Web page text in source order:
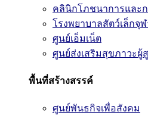
คลินิกโภชนาการและ
โรงพยาบาลสัตว์เล็กจุฬ
ศูนย์เอ็มเน็ต
ศูนย์ส่งเสริมสุขภาวะผู้
พื้นที่สร้างสรรค์
ศูนย์พันธกิจเพื่อสังคม